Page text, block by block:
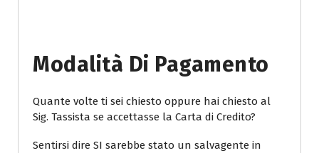
Modalità Di Pagamento
Quante volte ti sei chiesto oppure hai chiesto al
Sig. Tassista se accettasse la Carta di Credito?
Sentirsi dire SI sarebbe stato un salvagente in